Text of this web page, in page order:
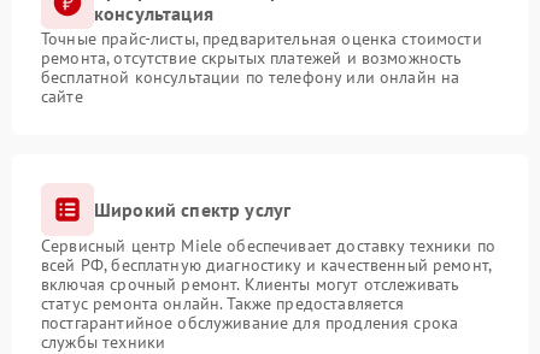
консультация
Точные прайс-листы, предварительная оценка стоимости
ремонта, отсутствие скрытых платежей и возможность
бесплатной консультации по телефону или онлайн на
сайте
Широкий спектр услуг
Сервисный центр Miele обеспечивает доставку техники по
всей РФ, бесплатную диагностику и качественный ремонт,
включая срочный ремонт. Клиенты могут отслеживать
статус ремонта онлайн. Также предоставляется
постгарантийное обслуживание для продления срока
службы техники